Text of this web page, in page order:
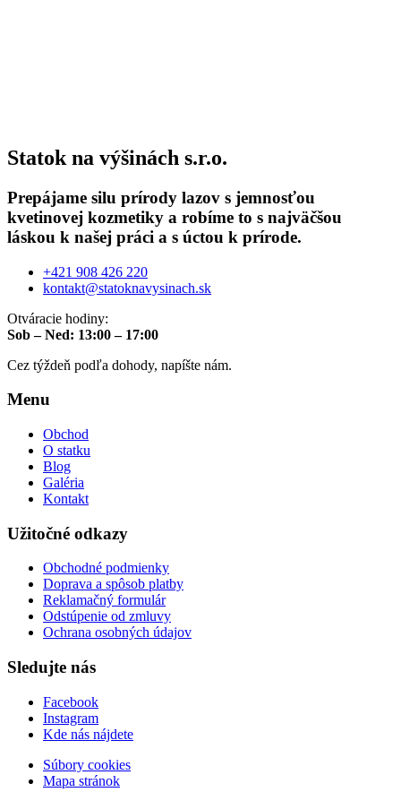
Statok na výšinách s.r.o.
Prepájame silu prírody lazov s jemnosťou
kvetinovej kozmetiky a robíme to s najväčšou
láskou k našej práci a s úctou k prírode.
+421 908 426 220
kontakt@statoknavysinach.sk
Otváracie hodiny:
Sob – Ned: 13:00 – 17:00
Cez týždeň podľa dohody, napíšte nám.
Menu
Obchod
O statku
Blog
Galéria
Kontakt
Užitočné odkazy
Obchodné podmienky
Doprava a spôsob platby
Reklamačný formulár
Odstúpenie od zmluvy
Ochrana osobných údajov
Sledujte nás
Facebook
Instagram
Kde nás nájdete
Súbory cookies
Mapa stránok